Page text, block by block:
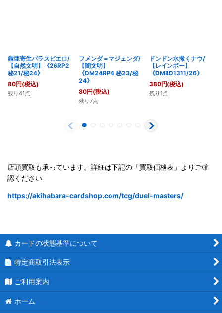
鎧亜寄生パラスピエロ/
【自然文明】《26RP2
秘21/秘24》
80円(税込)
残り41点
フメンダ＝マジェンダ/
【闇文明】
《DM24RP4 秘23/秘
24》
80円(税込)
残り7点
ドンドン水撒くナウ/
【レインボー】
《DMBD1311/26》
380円(税込)
残り1点
店頭買取も承っています。詳細は下記の「買取価格表」よりご確
認ください
https://akihabara-cardshop.com/tcg/duel-masters/
カードの状態基準について
特定商取引法表示
ご利用案内
ホーム